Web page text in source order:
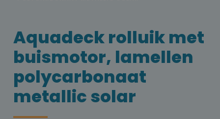
Aquadeck rolluik met
buismotor, lamellen
polycarbonaat
metallic solar